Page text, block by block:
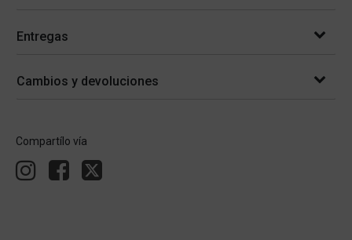
Entregas
Cambios y devoluciones
Compartílo vía